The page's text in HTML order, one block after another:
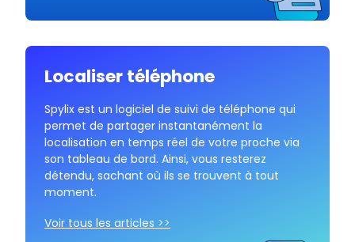
Localiser téléphone
Spylix est un logiciel de suivi de téléphone qui
permet de partager instantanément la
localisation en temps réel de votre proche via
son tableau de bord. Ainsi, vous resterez
détendu, sachant où ils se trouvent à tout
moment.
Voir tous les articles >>